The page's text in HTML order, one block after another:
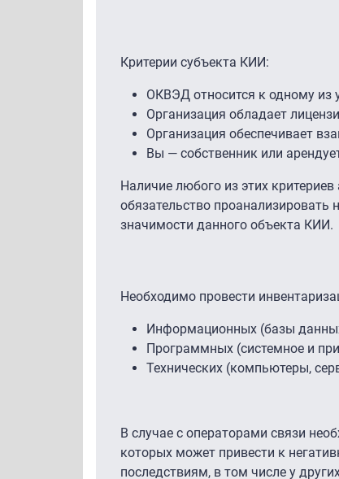
Критерии субъекта КИИ:
ОКВЭД относится к одному из
Организация обладает
Организация обеспечивает
Вы — собственник или
Наличие любого из этих
обязательство
значимости данного объекта КИИ.
Необходимо провести
Информационных (базы
Программных (системное и
Технических (компьютеры,
В случае с операторами связи
которых может привести к
последствиям, в том числе у